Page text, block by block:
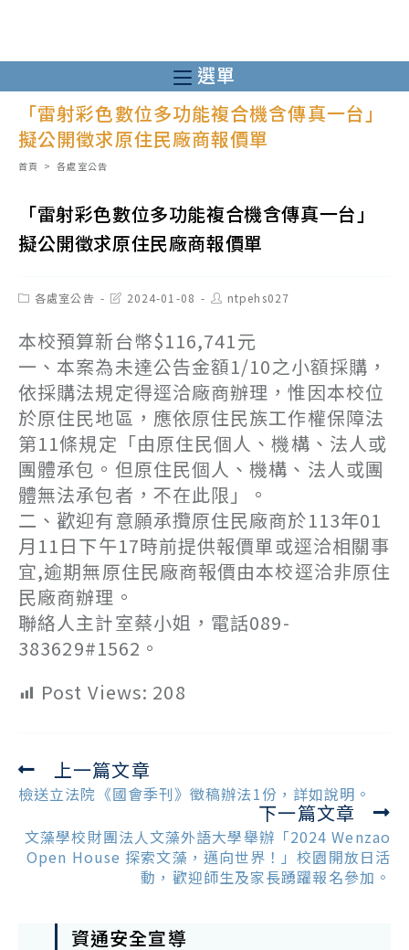
至
主
內
選單
「雷射彩色數位多功能複合機含傳真一台」
擬公開徵求原住民廠商報價單
首頁 > 各處室公告
「雷射彩色數位多功能複合機含傳真一台」
擬公開徵求原住民廠商報價單
Post各處室公告
Post2024-01-08
Post
author:
ntpehs027
本校預算新台幣$116,741元
一、本案為未達公告金額1/10之小額採購，
依採購法規定得逕洽廠商辦理，惟因本校位
於原住民地區，應依原住民族工作權保障法
第11條規定「由原住民個人、機構、法人或
團體承包。但原住民個人、機構、法人或團
體無法承包者，不在此限」。
二、歡迎有意願承攬原住民廠商於113年01
月11日下午17時前提供報價單或逕洽相關事
宜,逾期無原住民廠商報價由本校逕洽非原住
民廠商辦理。
聯絡人主計室蔡小姐，電話089-
383629#1562。
Post Views: 208
Read
more
上一篇文章
檢送立法院《國會季刊》徵稿辦法1份，詳如說明。
下一篇文章
文藻學校財團法人文藻外語大學舉辦「2024 Wenzao
Open House 探索文藻，邁向世界！」校園開放日活
動，歡迎師生及家長踴躍報名參加。
資通安全宣導